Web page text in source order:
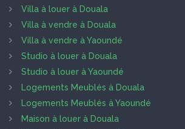
Villa à louer à Douala
Villa à vendre à Douala
Villa à vendre à Yaoundé
Studio à louer à Douala
Studio à louer à Yaoundé
Logements Meublés à Douala
Logements Meublés à Yaoundé
Maison à louer à Douala